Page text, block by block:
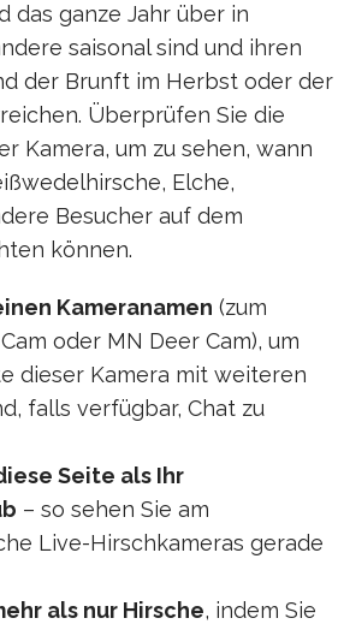
das ganze Jahr über in
saisonal sind und ihren
der Brunft im Herbst oder der
Überprüfen Sie die
Kamera, um zu sehen, wann
Elche,
Besucher auf dem
können.
Kameranamen (zum
oder MN Deer Cam), um
dieser Kamera mit weiteren
falls verfügbar, Chat zu
Seite als Ihr
– so sehen Sie am
Live-Hirschkameras gerade
als nur Hirsche, indem Sie